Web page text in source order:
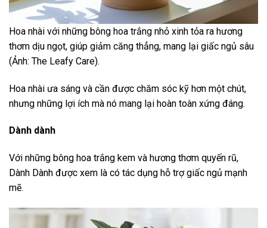
Hoa nhài với những bông hoa trắng nhỏ xinh tỏa ra hương
thơm dịu ngọt, giúp giảm căng thẳng, mang lại giấc ngủ sâu
(Ảnh: The Leafy Care).
Hoa nhài ưa sáng và cần được chăm sóc kỹ hơn một chút,
nhưng những lợi ích mà nó mang lại hoàn toàn xứng đáng.
Dành dành
Với những bông hoa trắng kem và hương thơm quyến rũ,
Dành Dành được xem là có tác dụng hỗ trợ giấc ngủ mạnh
mẽ.